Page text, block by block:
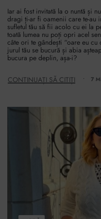
Iar ai fost invitată la o nuntă și
dragi ți-ar fi oamenii care te-au
sufletul tău să fii acolo cu ei la
toată lumea nu poți opri acel
câte ori te gândești “oare eu
jurul tău se bucură și abia
bucura pe deplin, așa-i?
CONTINUAȚI SĂ CITIȚI 7